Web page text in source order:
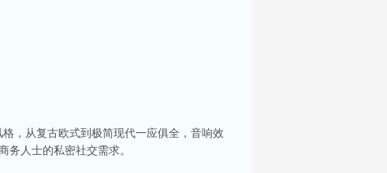
，从复古欧式到极简现代一应俱全，音响效
人士的私密社交需求。